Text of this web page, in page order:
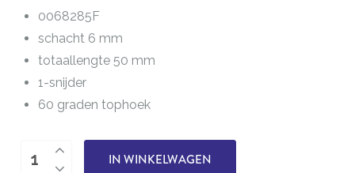
0068285F
schacht 6 mm
totaallengte 50 mm
1-snijder
60 graden tophoek
Graveerfrees
IN WINKELWAGEN